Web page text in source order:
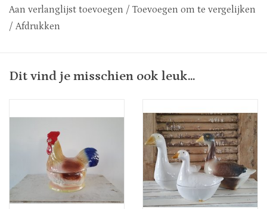
Aan verlanglijst toevoegen / Toevoegen om te vergelijken
/ Afdrukken
Dit vind je misschien ook leuk...